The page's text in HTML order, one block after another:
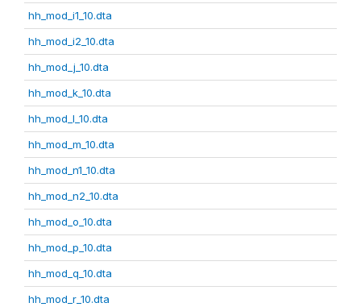
hh_mod_i1_10.dta
hh_mod_i2_10.dta
hh_mod_j_10.dta
hh_mod_k_10.dta
hh_mod_l_10.dta
hh_mod_m_10.dta
hh_mod_n1_10.dta
hh_mod_n2_10.dta
hh_mod_o_10.dta
hh_mod_p_10.dta
hh_mod_q_10.dta
hh_mod_r_10.dta